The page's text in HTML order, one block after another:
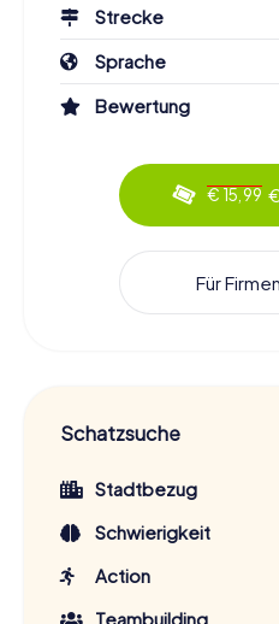
Strecke
Sprache
Bewertung
€ 15,99
Für
Schatzsuche
Stadtbezug
Schwierigkeit
Action
Teambuilding